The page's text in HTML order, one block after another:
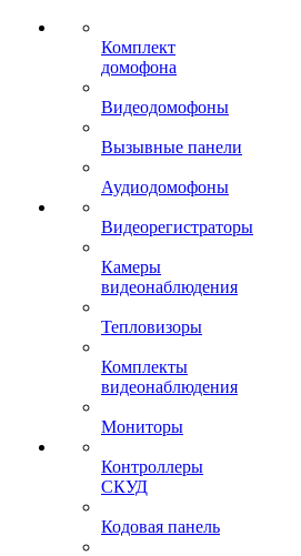
Комплект
домофона
Видеодомофоны
Вызывные панели
Аудиодомофоны
Видеорегистраторы
Камеры
видеонаблюдения
Тепловизоры
Комплекты
видеонаблюдения
Мониторы
Контроллеры
СКУД
Кодовая панель